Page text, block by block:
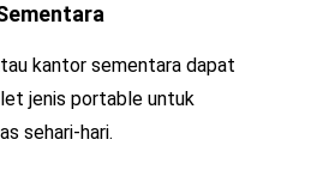
kantor sementara dapat
jenis portable untuk
sehari-hari.